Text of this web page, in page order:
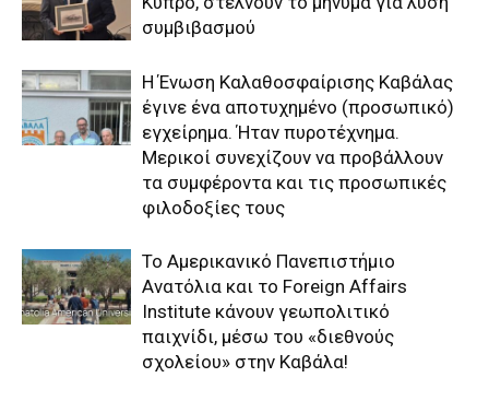
συμβιβασμού
Η Ένωση Καλαθοσφαίρισης Καβάλας
έγινε ένα αποτυχημένο (προσωπικό)
εγχείρημα. Ήταν πυροτέχνημα.
Μερικοί συνεχίζουν να προβάλλουν
τα συμφέροντα και τις προσωπικές
φιλοδοξίες τους
Το Αμερικανικό Πανεπιστήμιο
Ανατόλια και το Foreign Affairs
Institute κάνουν γεωπολιτικό
παιχνίδι, μέσω του «διεθνούς
σχολείου» στην Καβάλα!